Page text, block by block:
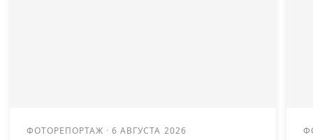
ФОТОРЕПОРТАЖ ·6 АВГУСТА 2026